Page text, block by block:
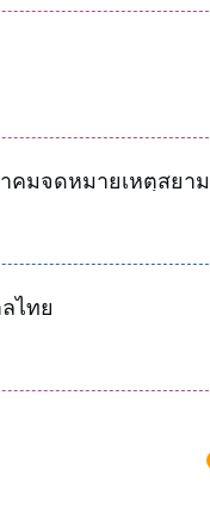
คมจดหมายเหตุสยาม
ไทย